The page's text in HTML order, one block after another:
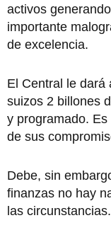
activos
importante
de excelencia.
El Central le dará
suizos 2 billones
y programado. Es
de sus
Debe, sin
finanzas no hay
las circunstancias.